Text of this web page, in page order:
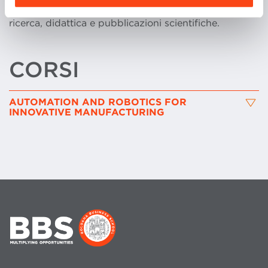
management; ha inoltre ricevuto premi per attività di
ricerca, didattica e pubblicazioni scientifiche.
CORSI
AUTOMATION AND ROBOTICS FOR
INNOVATIVE MANUFACTURING